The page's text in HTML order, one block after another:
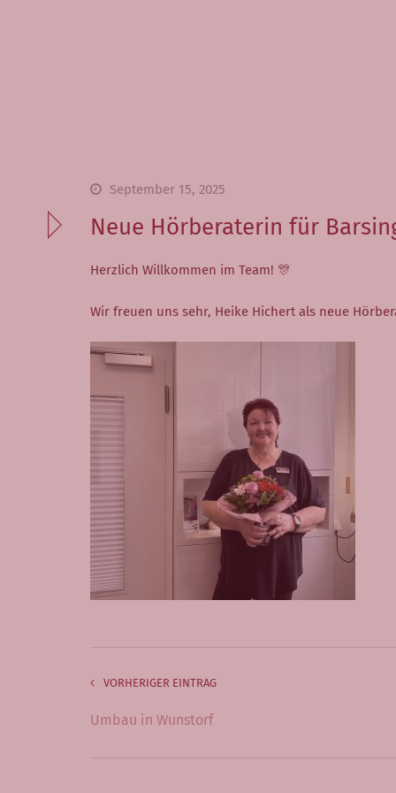
September 15, 2025
Neue Hörberaterin für
Herzlich Willkommen im Team! 🎊
Wir freuen uns sehr, Heike Hichert als neue
VORHERIGER EINTRAG
Umbau in Wunstorf